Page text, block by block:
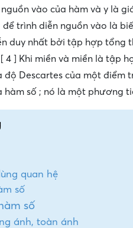
vào của hàm và y là
trình diễn nguồn vào là
duy nhất bởi tập hợp tổng
4 ] Khi miền và miền là tập
Descartes của một điểm
số ; nó là một phương
quan hệ
số
số
ánh, toàn ánh